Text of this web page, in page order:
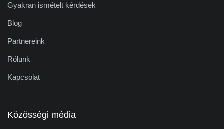
Gyakran ismételt kérdések
Blog
Partnereink
Rólunk
Kapcsolat
Közösségi média